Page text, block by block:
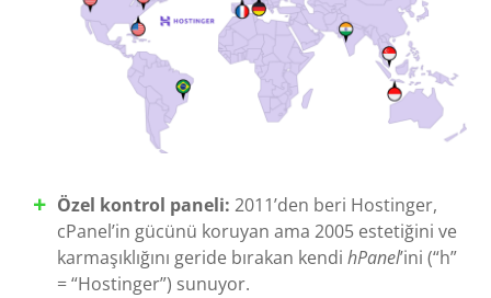
Özel kontrol paneli: 2011’den beri Hostinger,
cPanel’in gücünü koruyan ama 2005 estetiğini ve
karmaşıklığını geride bırakan kendihPanel’ini (“h”
= “Hostinger”) sunuyor.